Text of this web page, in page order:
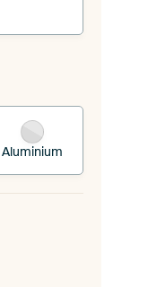
Aluminium